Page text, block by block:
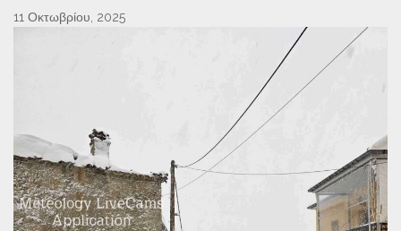
11 Οκτωβρίου, 2025